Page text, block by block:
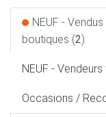
NEUF -
boutiques (2)
NEUF -
Occasions /